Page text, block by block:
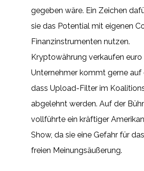
gegeben wäre. Ein Zeichen
sie das Potential mit eigenen
Finanzinstrumenten nutzen.
Kryptowährung verkaufen euro
Unternehmer kommt gerne auf
dass Upload-Filter im
abgelehnt werden. Auf der
vollführte ein kräftiger
Show, da sie eine Gefahr für
freien Meinungsäußerung.